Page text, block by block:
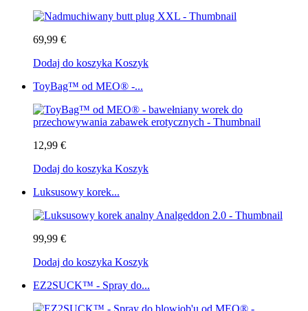
69,99 €
Dodaj do koszyka Koszyk
ToyBag™ od MEO® -...
12,99 €
Dodaj do koszyka Koszyk
Luksusowy korek...
99,99 €
Dodaj do koszyka Koszyk
EZ2SUCK™ - Spray do...